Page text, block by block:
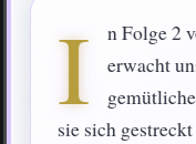
I
n Folge 2
erwacht
sie sich